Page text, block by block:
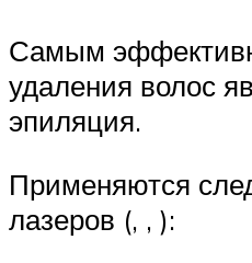
Самым
удаления волос
эпиляция.
Применяются
лазеров (, , ):